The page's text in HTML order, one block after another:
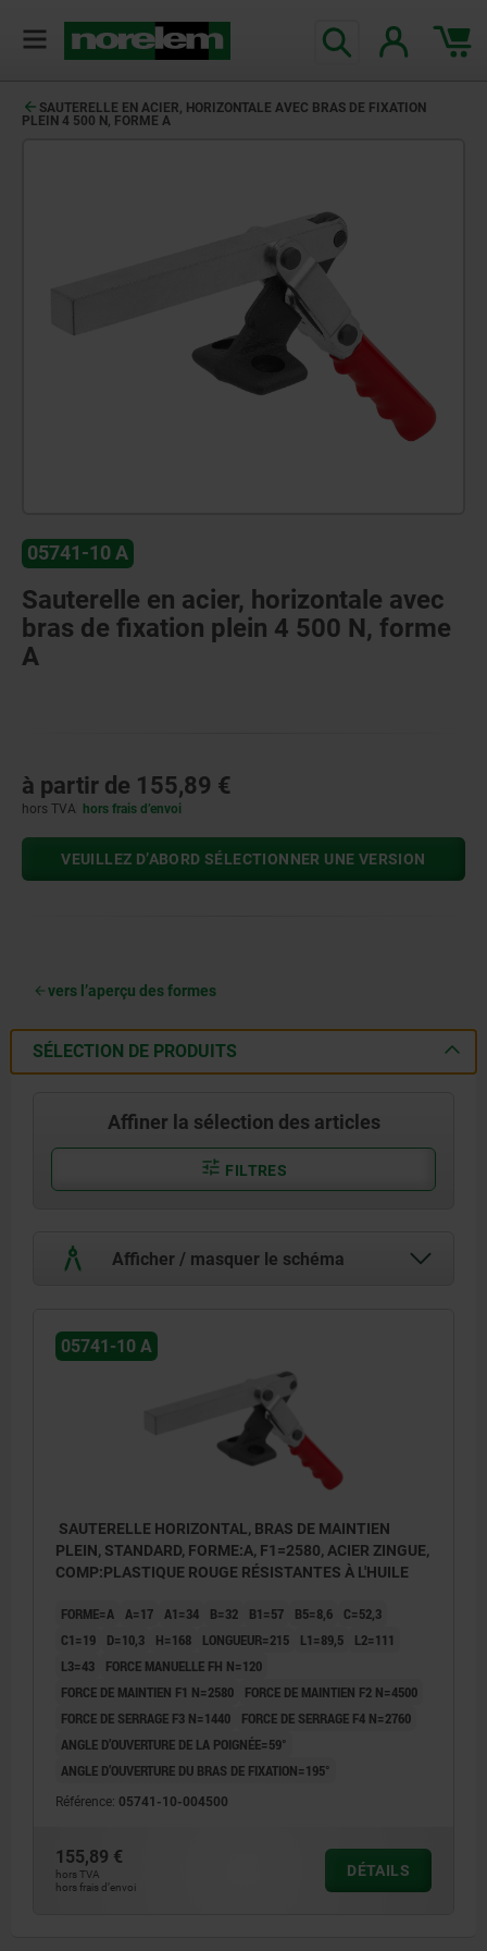
SAUTERELLE EN ACIER, HORIZONTALE AVEC BRAS DE FIXATION
PLEIN 4 500 N, FORME A
05741-10 A
Sauterelle en acier, horizontale avec
bras de fixation plein 4 500 N, forme
A
à partir de 155,89 €
hors TVA hors frais d’envoi
VEUILLEZ D’ABORD SÉLECTIONNER UNE VERSION
vers l’aperçu des formes
SÉLECTION DE PRODUITS
Affiner la sélection des articles
FILTRES
Afficher / masquer le schéma
05741-10 A
SAUTERELLE HORIZONTAL, BRAS DE MAINTIEN
PLEIN, STANDARD, FORME:A, F1=2580, ACIER ZINGUE,
COMP:PLASTIQUE ROUGE RÉSISTANTES À L'HUILE
FORME=A A=17 A1=34 B=32 B1=57 B5=8,6
C=52,3
C1=19
D=10,3 H=168 LONGUEUR=215 L1=89,5
L2=111
L3=43
FORCE MANUELLE FH N=120
FORCE DE MAINTIEN F1 N=2580
FORCE DE MAINTIEN F2 N=4500
FORCE DE SERRAGE F3 N=1440
FORCE DE SERRAGE F4 N=2760
ANGLE D’OUVERTURE DE LA POIGNÉE=59°
ANGLE D’OUVERTURE DU BRAS DE FIXATION=195°
Référence: 05741-10-004500
155,89 €
hors TVA
hors frais d’envoi
DÉTAILS